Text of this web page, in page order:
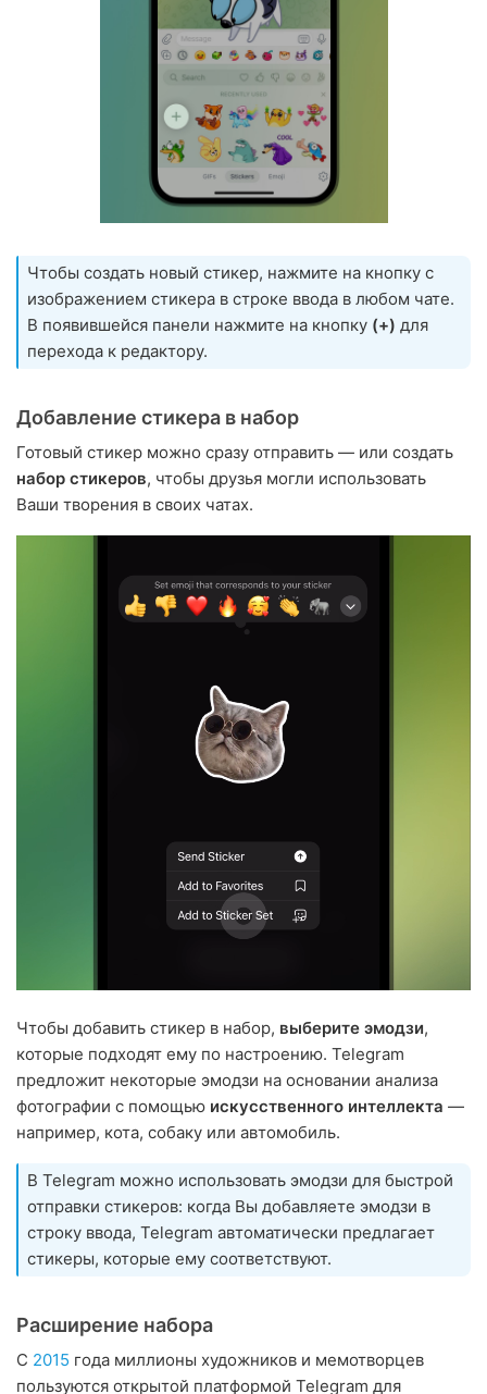
Чтобы создать новый стикер, нажмите на кнопку с
изображением стикера в строке ввода в любом чате.
В появившейся панели нажмите на кнопку (+) для
перехода к редактору.
Добавление стикера в набор
Готовый стикер можно сразу отправить — или создать
набор стикеров, чтобы друзья могли использовать
Ваши творения в своих чатах.
Чтобы добавить стикер в набор, выберите эмодзи,
которые подходят ему по настроению. Telegram
предложит некоторые эмодзи на основании анализа
фотографии с помощью искусственного интеллекта —
например, кота, собаку или автомобиль.
В Telegram можно использовать эмодзи для быстрой
отправки стикеров: когда Вы добавляете эмодзи в
строку ввода, Telegram автоматически предлагает
стикеры, которые ему соответствуют.
Расширение набора
С 2015 года миллионы художников и мемотворцев
пользуются открытой платформой Telegram для